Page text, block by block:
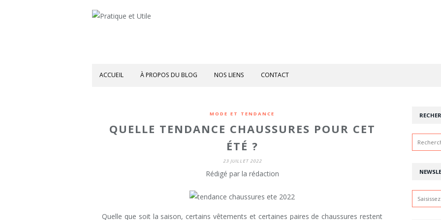
ACCUEIL À PROPOS DU BLOG NOS LIENS CONTACT
MODE ET TENDANCE
QUELLE TENDANCE CHAUSSURES POUR CET
ÉTÉ ?
23 JUILLET 2022
Rédigé par la rédaction
Quelle que soit la saison, certains vêtements et certaines paires de chaussures restent